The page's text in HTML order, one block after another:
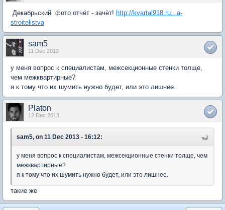
Декабрьский фото отчёт - зачёт! http://kvartal918.ru...a-
stroitelistva
sam5
11 Dec 2013
у меня вопрос к специалистам, межсекционные стенки толще,
чем межквартирные?
я к тому что их шумить нужно будет, или это лишнее.
Platon
12 Dec 2013
sam5, on 11 Dec 2013 - 16:12:
у меня вопрос к специалистам, межсекционные стенки толще, чем
межквартирные?
я к тому что их шумить нужно будет, или это лишнее.
такие же